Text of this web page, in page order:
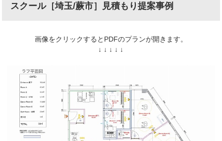
スクール［埼玉/蕨市］見積もり提案事例
画像をクリックするとPDFのプランが開きます。
↓ ↓ ↓ ↓ ↓